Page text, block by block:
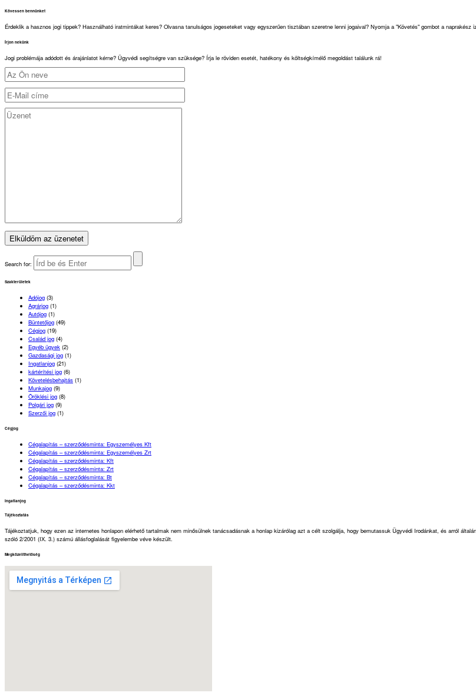
Kövessen bennünket
Érdeklik a hasznos jogi tippek? Használható iratmintákat keres? Olvasna tanulságos jogeseteket vagy egyszerűen tisztában szeretne lenni jogaival? Nyomja a "Követés" gombot a naprakész
Írjon nekünk
Jogi problémája adódott és árajánlatot kérne? Ügyvédi segítségre van szüksége? Írja le röviden esetét, hatékony és költségkímélő megoldást találunk rá!
Search for:
Szakterületek
Adójog (3)
Agrárjog (1)
Autójog (1)
Büntetőjog (49)
Cégjog (19)
Család jog (4)
Egyéb ügyek (2)
Gazdasági jog (1)
Ingatlanjog (21)
kártérítési jog (6)
Követelésbehajtás (1)
Munkajog (9)
Öröklési jog (8)
Polgári jog (9)
Szerzői jog (1)
Cégjog
Cégalapítás – szerződésminta: Egyszemélyes Kft
Cégalapítás – szerződésminta: Egyszemélyes Zrt
Cégalapítás – szerződésminta: Kft
Cégalapítás – szerződésminta: Zrt
Cégalapítás – szerződésminta: Bt
Cégalapítás – szerződésminta: Kkt
Ingatlanjog
Tájékoztatás
Tájékoztatjuk, hogy ezen az internetes honlapon elérhető tartalmak nem minősülnek tanácsadásnak a honlap kizárólag azt a célt szolgálja, hogy bemutassuk Ügyvédi Irodánkat, és arról
szóló 2/2001 (IX. 3.) számú állásfoglalását figyelembe véve készült.
Megközelíthetőség